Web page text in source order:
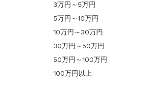
3万円～5万円
5万円～10万円
10万円～30万円
30万円～50万円
50万円～100万円
100万円以上